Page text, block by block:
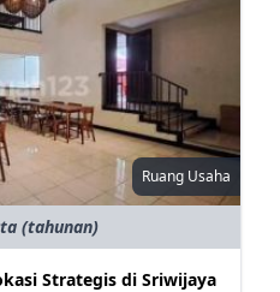
Ruang Usaha
(tahunan)
Strategis di Sriwijaya